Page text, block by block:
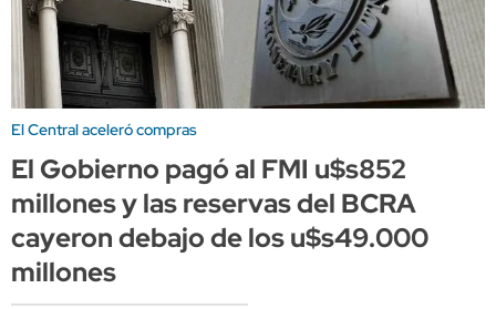
El Central aceleró compras
El Gobierno pagó al FMI u$s852
millones y las reservas del BCRA
cayeron debajo de los u$s49.000
millones